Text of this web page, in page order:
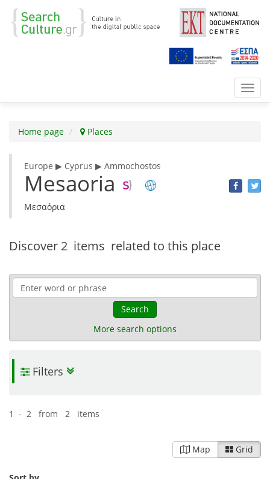
Home page Places
Europe ▶ Cyprus ▶ Ammochostos
Mesaoria
Μεσαόρια
Discover 2 items related to this place
Search
More search options
Filters
1 - 2 from 2 items
Map Grid